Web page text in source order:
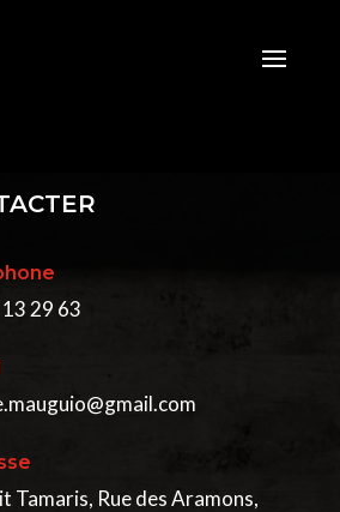
29 63
Tamaris, Rue des Aramons,